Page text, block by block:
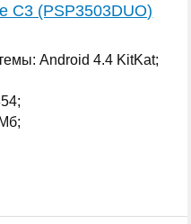
C3 (PSP3503DUO)
Android 4.4 KitKat;